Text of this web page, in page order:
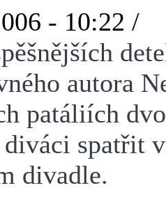
- 10:22 /
autora
patáliích
spatřit
divadle.